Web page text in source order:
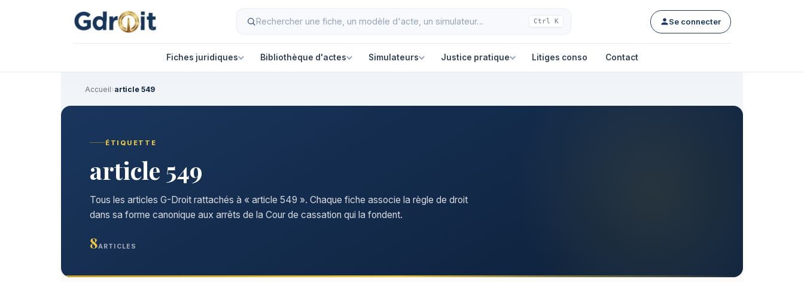
Ctrl K Se connecter
Fiches juridiques Bibliothèque d'actes Simulateurs Justice pratique Litiges conso Contact
Accueil›article 549
ÉTIQUETTE
article 549
Tous les articles G-Droit rattachés à « article 549 ». Chaque fiche associe la règle de droit
dans sa forme canonique aux arrêts de la Cour de cassation qui la fondent.
8ARTICLES